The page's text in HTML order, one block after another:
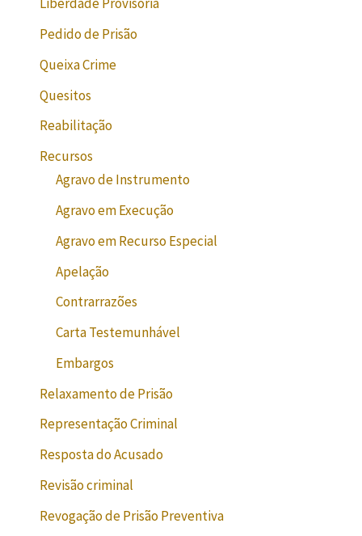
Liberdade Provisória
Pedido de Prisão
Queixa Crime
Quesitos
Reabilitação
Recursos
Agravo de Instrumento
Agravo em Execução
Agravo em Recurso Especial
Apelação
Contrarrazões
Carta Testemunhável
Embargos
Relaxamento de Prisão
Representação Criminal
Resposta do Acusado
Revisão criminal
Revogação de Prisão Preventiva